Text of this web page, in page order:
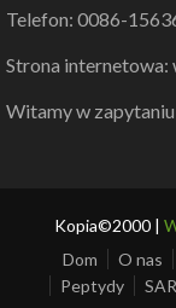
Telefon: 0086-
Strona
Witamy w zapytaniu
Kopia©2000 |
Dom
O nas
Peptydy